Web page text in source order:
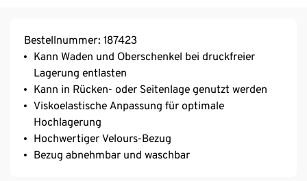
Bestellnummer: 187423
Kann Waden und Oberschenkel bei druckfreier
Lagerung entlasten
Kann in Rücken- oder Seitenlage genutzt werden
Viskoelastische Anpassung für optimale
Hochlagerung
Hochwertiger Velours-Bezug
Bezug abnehmbar und waschbar